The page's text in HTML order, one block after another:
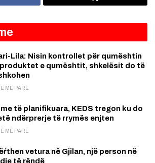
Lila: Nisin kontrollet për qumështin
e qumështit, shkelësit do të
MË PARË
të planifikuara, KEDS tregon ku do
ndërprerje të rrymës enjten
MË PARË
vetura në Gjilan, një person në
të rëndë